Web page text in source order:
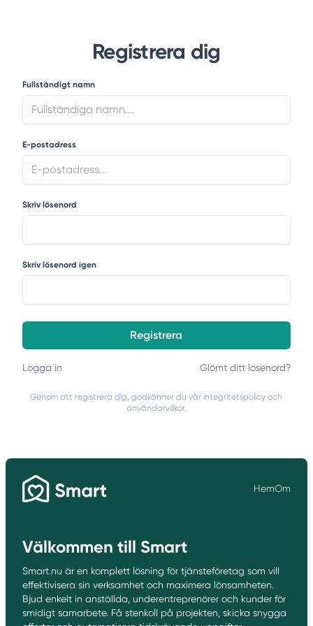
HemOm
Välkommen till Smart
Smart.nu är en komplett lösning för tjänsteföretag som vill
effektivisera sin verksamhet och maximera lönsamheten.
Bjud enkelt in anställda, underentreprenörer och kunder för
smidigt samarbete. Få stenkoll på projekten, skicka snygga
Registrera dig
Registrera formulär
Fullständigt namn
E-postadress
Skriv lösenord
Skriv lösenord igen
Registrera
Logga in Glömt ditt lösenord?
Genom att registrera dig, godkänner du vår integritetspolicy och
användarvillkor.